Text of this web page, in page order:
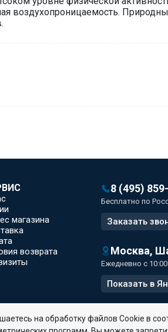
воздухопроницаемость.
магазина
возврата
8 (495)
Бесплатно по
Заказать
Москва,
Ежедневно с
Показать в
на обработку файлов Сookie в